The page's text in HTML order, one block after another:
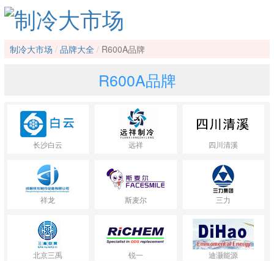
制冷大市场 品牌大全 R600A品牌
R600A品牌
长沙白云 远祥 四川清溪
祥龙 斯麦尔 三力
北京三禹 锐一 迪灏能源